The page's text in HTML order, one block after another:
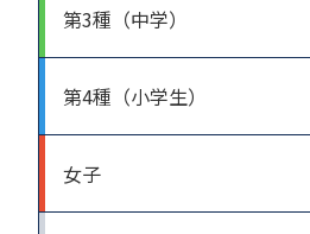
第3種（中学）
第4種（小学生）
女子